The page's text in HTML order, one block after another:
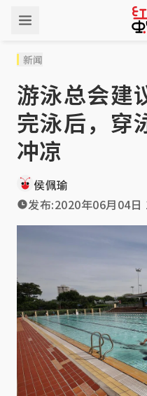
新闻
游泳总会建
完泳后，穿
冲凉
侯佩瑜
发布:2020年06月04日